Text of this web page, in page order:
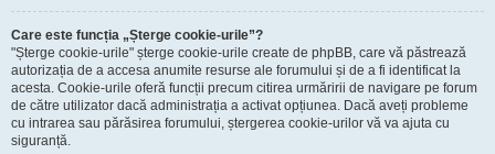
Care este funcția „Șterge cookie-urile”?
"Șterge cookie-urile" șterge cookie-urile create de phpBB, care vă păstrează
autorizația de a accesa anumite resurse ale forumului și de a fi identificat la
acesta. Cookie-urile oferă funcții precum citirea urmăririi de navigare pe forum
de către utilizator dacă administrația a activat opțiunea. Dacă aveți probleme
cu intrarea sau părăsirea forumului, ștergerea cookie-urilor vă va ajuta cu
siguranță.